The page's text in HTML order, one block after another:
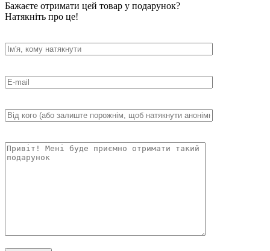
Бажаєте отримати цей товар у подарунок?
Натякніть про це!